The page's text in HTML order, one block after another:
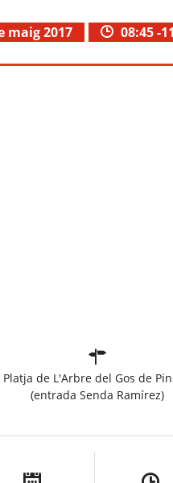
08:45 -
maig 2017
Platja de L'Arbre del Gos de
(entrada Senda Ramírez)